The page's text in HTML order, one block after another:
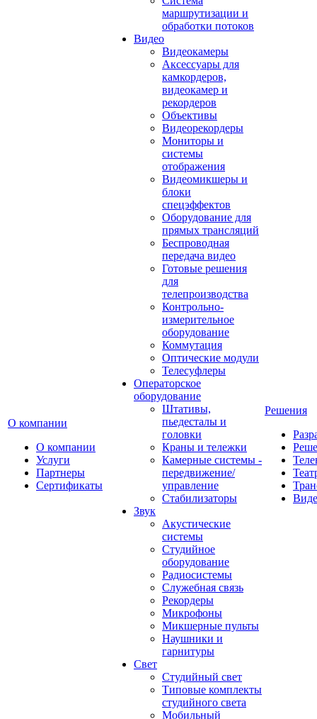
О компании
О компании
Услуги
Партнеры
Сертификаты
маршрутизации и
обработки потоков
Видео
Видеокамеры
Аксессуары для
камкордеров,
видеокамер и
рекордеров
Объективы
Видеорекордеры
Мониторы и
системы
отображения
Видеомикшеры и
блоки
спецэффектов
Оборудование для
прямых трансляций
Беспроводная
передача видео
Готовые решения
для
телепроизводства
Контрольно-
измерительное
оборудование
Коммутация
Оптические модули
Телесуфлеры
Операторское
оборудование
Штативы,
пьедесталы и
головки
Краны и тележки
Камерные системы -
передвижение/
управление
Стабилизаторы
Звук
Акустические
системы
Студийное
оборудование
Радиосистемы
Служебная связь
Рекордеры
Микрофоны
Микшерные пульты
Наушники и
гарнитуры
Свет
Студийный свет
Типовые комплекты
студийного света
Мобильный
Решения